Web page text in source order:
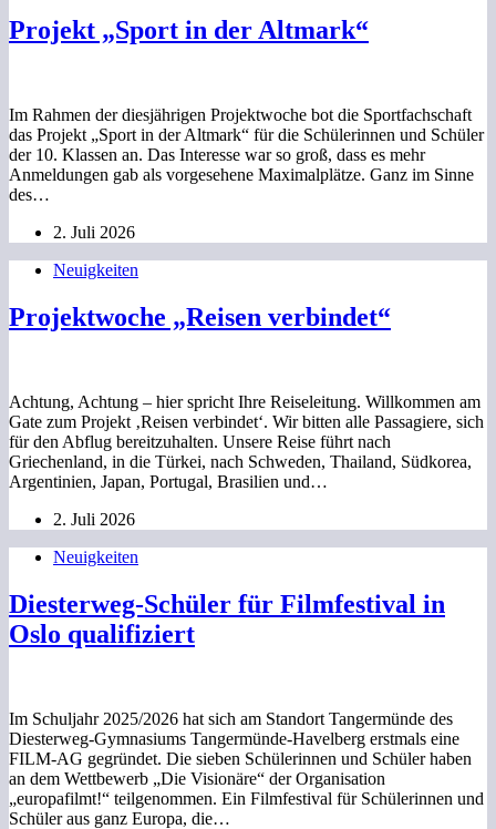
Projekt „Sport in der Altmark“
Im Rahmen der diesjährigen Projektwoche bot die Sportfachschaft
das Projekt „Sport in der Altmark“ für die Schülerinnen und Schüler
der 10. Klassen an. Das Interesse war so groß, dass es mehr
Anmeldungen gab als vorgesehene Maximalplätze. Ganz im Sinne
des…
2. Juli 2026
Neuigkeiten
Projektwoche „Reisen verbindet“
Achtung, Achtung – hier spricht Ihre Reiseleitung. Willkommen am
Gate zum Projekt ‚Reisen verbindet‘. Wir bitten alle Passagiere, sich
für den Abflug bereitzuhalten. Unsere Reise führt nach
Griechenland, in die Türkei, nach Schweden, Thailand, Südkorea,
Argentinien, Japan, Portugal, Brasilien und…
2. Juli 2026
Neuigkeiten
Diesterweg-Schüler für Filmfestival in
Oslo qualifiziert
Im Schuljahr 2025/2026 hat sich am Standort Tangermünde des
Diesterweg-Gymnasiums Tangermünde-Havelberg erstmals eine
FILM-AG gegründet. Die sieben Schülerinnen und Schüler haben
an dem Wettbewerb „Die Visionäre“ der Organisation
„europafilmt!“ teilgenommen. Ein Filmfestival für Schülerinnen und
Schüler aus ganz Europa, die…